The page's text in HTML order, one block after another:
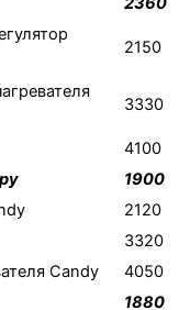
2150
3330
4100
1900
2120
3320
Candy
4050
1880